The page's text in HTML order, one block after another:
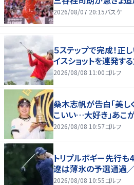
2026/08/07 20:15バスケ
５ステップで完成！正
イスショットを連発す
2026/08/08 11:00ゴルフ
桑木志帆が告白「美し
こいい…大好き」あこ
2026/08/08 10:57ゴルフ
トリプルボギー先行
遼は薄氷の予選通過
2026/08/08 10:55ゴルフ